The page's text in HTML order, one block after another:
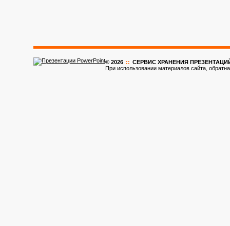
© 2026 :: CЕРВИС ХРАНЕНИЯ ПРЕЗЕНТАЦИЙ
При использовании материалов сайта,